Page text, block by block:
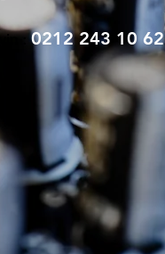
: 0212 243 10 62